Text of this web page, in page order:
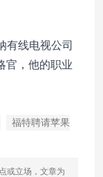
有线电视公司
官，他的职业
福特聘请苹果
或立场，文章为